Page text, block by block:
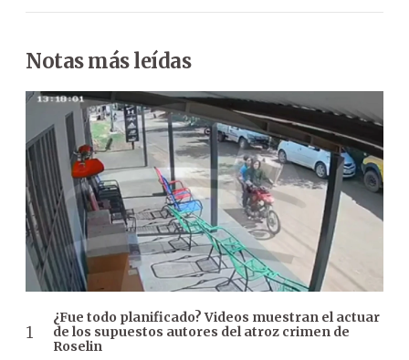
Notas más leídas
¿Fue todo planificado? Videos muestran el actuar
de los supuestos autores del atroz crimen de
Roselin